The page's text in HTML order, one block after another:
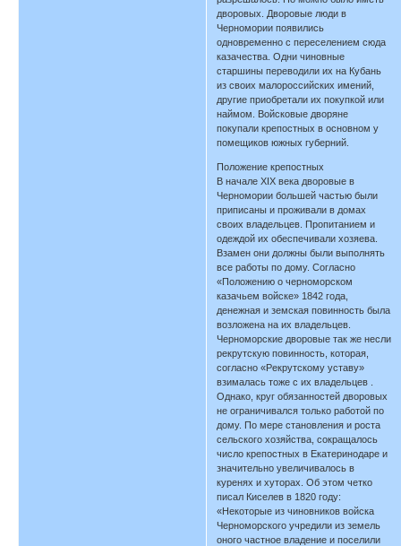
дворовых. Дворовые люди в
Черномории появились
одновременно с переселением сюда
казачества. Одни чиновные
старшины переводили их на Кубань
из своих малороссийских имений,
другие приобретали их покупкой или
наймом. Войсковые дворяне
покупали крепостных в основном у
помещиков южных губерний.
Положение крепостных
В начале XIX века дворовые в
Черномории большей частью были
приписаны и проживали в домах
своих владельцев. Пропитанием и
одеждой их обеспечивали хозяева.
Взамен они должны были выполнять
все работы по дому. Согласно
«Положению о черноморском
казачьем войске» 1842 года,
денежная и земская повинность была
возложена на их владельцев.
Черноморские дворовые так же несли
рекрутскую повинность, которая,
согласно «Рекрутскому уставу»
взималась тоже с их владельцев .
Однако, круг обязанностей дворовых
не ограничивался только работой по
дому. По мере становления и роста
сельского хозяйства, сокращалось
число крепостных в Екатеринодаре и
значительно увеличивалось в
куренях и хуторах. Об этом четко
писал Киселев в 1820 году:
«Некоторые из чиновников войска
Черноморского учредили из земель
оного частное владение и поселили